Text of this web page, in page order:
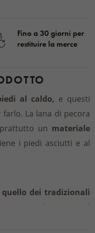
Fino a 30 giorni per
restituire la merce
al caldo, e questi
farlo. La lana di pecora
un materiale
i piedi asciutti e al
quello dei tradizionali
indossati con il